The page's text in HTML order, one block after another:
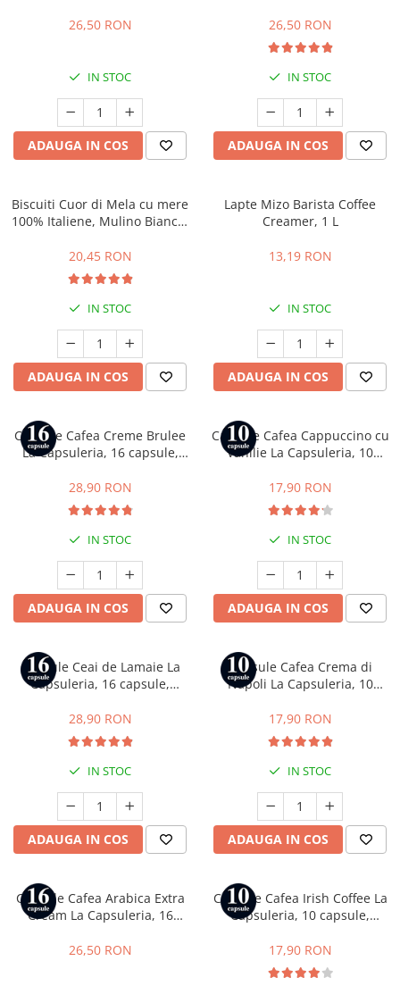
Gusto
26,50 RON
IN STOC
ADAUGA IN COS
26,50 RON
IN STOC
ADAUGA IN COS
Biscuiti Cuor di Mela cu mere
100% Italiene, Mulino Bianco,
20,45 RON
IN STOC
ADAUGA IN COS
Lapte Mizo Barista Coffee
Creamer, 1 L
13,19 RON
IN STOC
ADAUGA IN COS
Capsule Cafea Creme Brulee
La Capsuleria, 16 capsule,
28,90 RON
IN STOC
ADAUGA IN COS
Capsule Cafea Cappuccino cu
Vanilie La Capsuleria, 10
Nespresso
17,90 RON
IN STOC
ADAUGA IN COS
Capsule Ceai de Lamaie La
Capsuleria, 16 capsule,
28,90 RON
IN STOC
ADAUGA IN COS
Capsule Cafea Crema di
Napoli La Capsuleria, 10
Bialetti
17,90 RON
IN STOC
ADAUGA IN COS
Capsule Cafea Arabica Extra
Cream La Capsuleria, 16
Lavazza a Modo Mio
26,50 RON
Capsule Cafea Irish Coffee La
Capsuleria, 10 capsule,
17,90 RON